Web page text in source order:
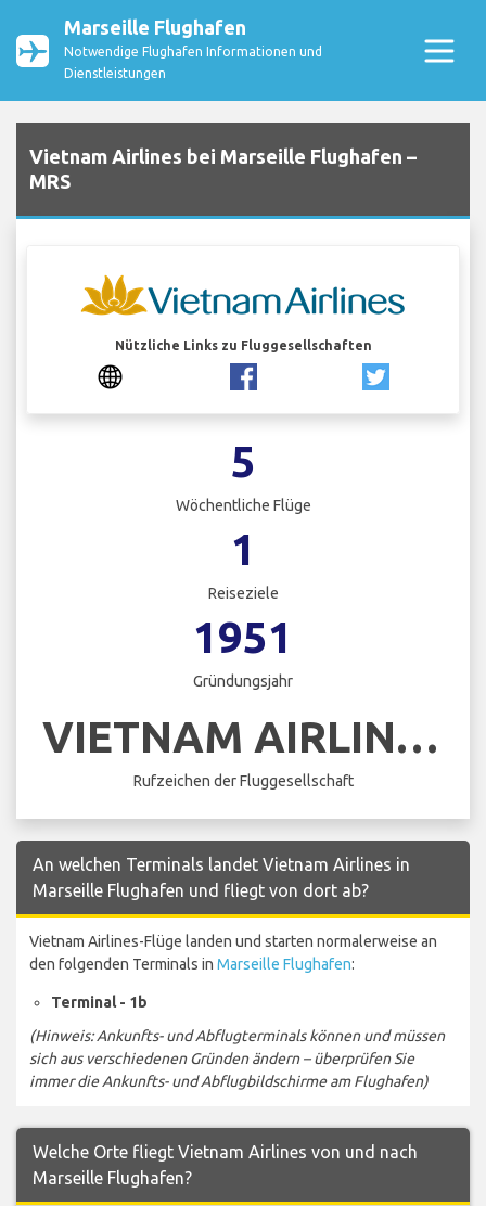
Marseille Flughafen
Notwendige Flughafen Informationen und
Dienstleistungen
Vietnam Airlines bei Marseille Flughafen –
MRS
Nützliche Links zu Fluggesellschaften
5
Wöchentliche Flüge
1
Reiseziele
1951
Gründungsjahr
VIETNAM AIRLINES
Rufzeichen der Fluggesellschaft
An welchen Terminals landet Vietnam Airlines in
Marseille Flughafen und fliegt von dort ab?
Vietnam Airlines-Flüge landen und starten normalerweise an
den folgenden Terminals in Marseille Flughafen:
Terminal - 1b
(Hinweis: Ankunfts- und Abflugterminals können und müssen
sich aus verschiedenen Gründen ändern – überprüfen Sie
immer die Ankunfts- und Abflugbildschirme am Flughafen)
Welche Orte fliegt Vietnam Airlines von und nach
Marseille Flughafen?